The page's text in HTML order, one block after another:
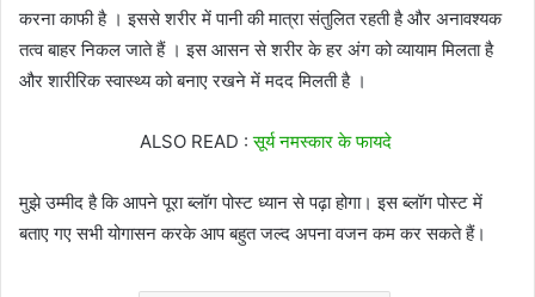
करना काफी है । इससे शरीर में पानी की मात्रा संतुलित रहती है और अनावश्यक
तत्व बाहर निकल जाते हैं । इस आसन से शरीर के हर अंग को व्यायाम मिलता है
और शारीरिक स्वास्थ्य को बनाए रखने में मदद मिलती है ।
ALSO READ :सूर्य नमस्कार के फायदे
मुझे उम्मीद है कि आपने पूरा ब्लॉग पोस्ट ध्यान से पढ़ा होगा। इस ब्लॉग पोस्ट में
बताए गए सभी योगासन करके आप बहुत जल्द अपना वजन कम कर सकते हैं।